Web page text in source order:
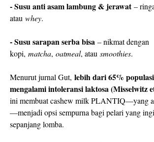
- Susu anti asam lambung & jerawat–
atau whey.
- Susu sarapan serba bisa – nikmat dengan
kopi, matcha, oatmeal, atau smoothies.
Menurut jurnal Gut, lebih dari 65%
mengalami intoleransi laktosa (Misselwitz
ini membuat cashew milk PLANTIQ—yang
—menjadi opsi sempurna bagi pelari yang
sepanjang lomba.